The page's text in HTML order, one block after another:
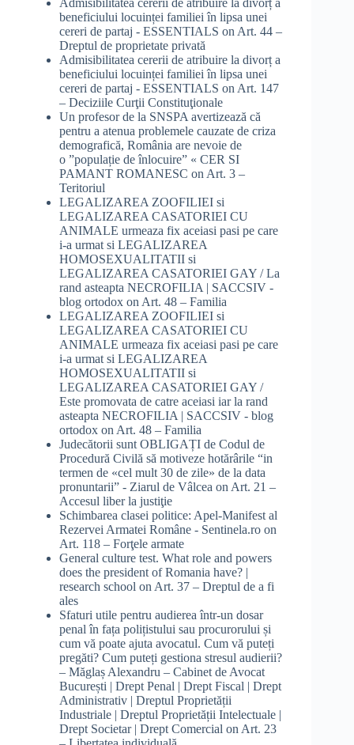
beneficiului locuinței familiei în lipsa unei
cereri de partaj - ESSENTIALS on Art. 44 –
Dreptul de proprietate privată
Admisibilitatea cererii de atribuire la divorț a
beneficiului locuinței familiei în lipsa unei
cereri de partaj - ESSENTIALS on Art. 147
– Deciziile Curţii Constituţionale
Un profesor de la SNSPA avertizează că
pentru a atenua problemele cauzate de criza
demografică, România are nevoie de
o ”populație de înlocuire” « CER SI
PAMANT ROMANESC on Art. 3 –
Teritoriul
LEGALIZAREA ZOOFILIEI si
LEGALIZAREA CASATORIEI CU
ANIMALE urmeaza fix aceiasi pasi pe care
i-a urmat si LEGALIZAREA
HOMOSEXUALITATII si
LEGALIZAREA CASATORIEI GAY / La
rand asteapta NECROFILIA | SACCSIV -
blog ortodox on Art. 48 – Familia
LEGALIZAREA ZOOFILIEI si
LEGALIZAREA CASATORIEI CU
ANIMALE urmeaza fix aceiasi pasi pe care
i-a urmat si LEGALIZAREA
HOMOSEXUALITATII si
LEGALIZAREA CASATORIEI GAY /
Este promovata de catre aceiasi iar la rand
asteapta NECROFILIA | SACCSIV - blog
ortodox on Art. 48 – Familia
Judecătorii sunt OBLIGAȚI de Codul de
Procedură Civilă să motiveze hotărârile “in
termen de «cel mult 30 de zile» de la data
pronuntarii” - Ziarul de Vâlcea on Art. 21 –
Accesul liber la justiţie
Schimbarea clasei politice: Apel-Manifest al
Rezervei Armatei Române - Sentinela.ro on
Art. 118 – Forţele armate
General culture test. What role and powers
does the president of Romania have? |
research school on Art. 37 – Dreptul de a fi
ales
Sfaturi utile pentru audierea într-un dosar
penal în fața polițistului sau procurorului și
cum vă poate ajuta avocatul. Cum vă puteți
pregăti? Cum puteți gestiona stresul audierii?
– Măglaș Alexandru – Cabinet de Avocat
București | Drept Penal | Drept Fiscal | Drept
Administrativ | Dreptul Proprietății
Industriale | Dreptul Proprietății Intelectuale |
Drept Societar | Drept Comercial on Art. 23